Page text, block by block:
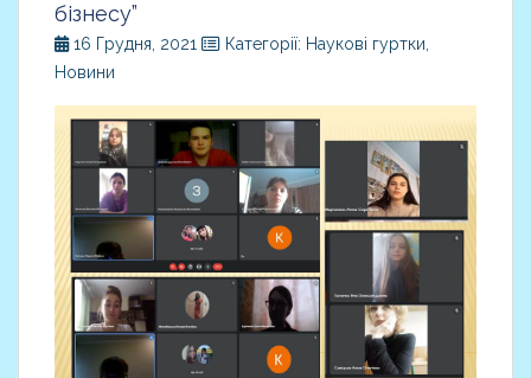
бізнесу”
16 Грудня, 2021
Категорії: Наукові гуртки,
Новини